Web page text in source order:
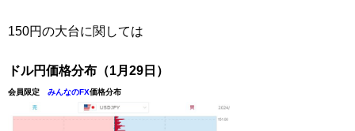
150円の大台に関しては
ドル円価格分布（1月29日）
会員限定 みんなのFX価格分布